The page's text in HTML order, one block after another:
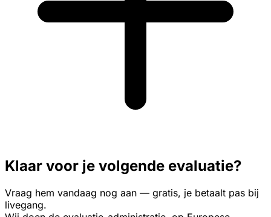
Klaar voor je volgende evaluatie?
Vraag hem vandaag nog aan — gratis, je betaalt pas bij
livegang.